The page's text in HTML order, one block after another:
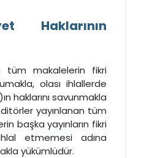
Haklarının
tüm makalelerin fikri
olası ihlallerde
haklarını savunmakla
yayınlanan tüm
başka yayınların fikri
etmemesi adına
yükümlüdür.